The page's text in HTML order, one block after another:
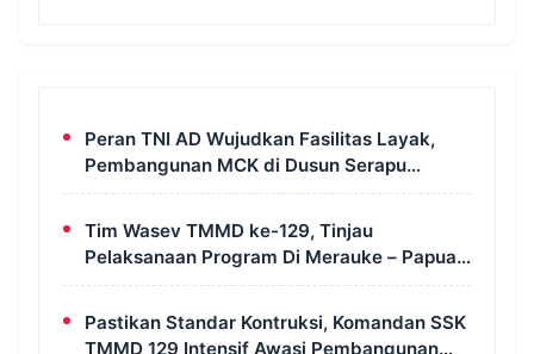
Peran TNI AD Wujudkan Fasilitas Layak,
Pembangunan MCK di Dusun Serapu
Rampung Dikerjakan
Tim Wasev TMMD ke-129, Tinjau
Pelaksanaan Program Di Merauke – Papua
Selatan
Pastikan Standar Kontruksi, Komandan SSK
TMMD 129 Intensif Awasi Pembangunan